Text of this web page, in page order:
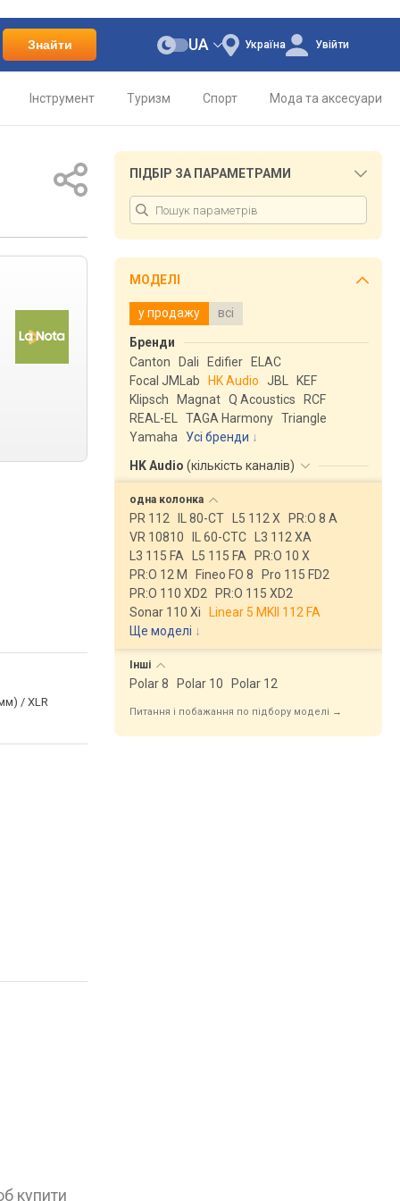
Знайти Україна
UA Увійти
Інструмент Туризм Спорт Мода та аксесуари
/ XLR
купити
ПІДБІР ЗА ПАРАМЕТРАМИ
МОДЕЛІ
у продажу всі
Бренди
Canton
Dali Edifier
ELAC
Focal JMLab
HK Audio JBL
KEF
Klipsch
Magnat Q Acoustics
RCF
REAL-EL
TAGA Harmony Triangle
Yamaha
Усі бренди
HK Audio (кількість каналів)
одна колонка
PR 112 IL 80-CT L5 112 X
PR:O 8 A
VR 10810
IL 60-CTC
L3 112 XA
L3 115 FA
L5 115 FA
PR:O 10 X
PR:O 12 M
Fineo FO 8
Pro 115 FD2
PR:O 110 XD2
PR:O 115 XD2
Sonar 110 Xi
Linear 5 MKII 112 FA
Ще моделі ↓
Інші
Polar 8 Polar 10 Polar 12
Питання і побажання по підбору моделі →